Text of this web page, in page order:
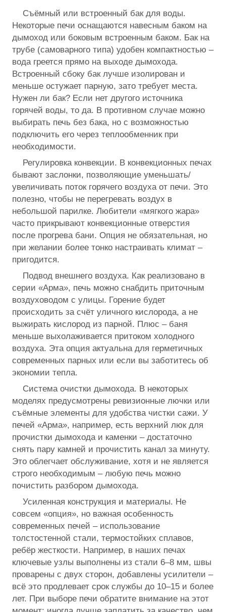
Съёмный или встроенный бак для воды.
Некоторые печи оснащаются навесным баком на
дымоход или боковым встроенным баком. Бак на
трубе (самоварного типа) удобен компактностью –
вода греется прямо на выходе дымохода.
Встроенный сбоку бак лучше изолирован и
меньше остужает парную, зато требует места.
Нужен ли бак? Если нет другого источника
горячей воды, то да. В противном случае можно
выбирать печь без бака, но с возможностью
подключить его через теплообменник при
необходимости.
Регулировка конвекции. В конвекционных печах
бывают заслонки, позволяющие уменьшать/
увеличивать поток горячего воздуха от печи. Это
полезно, чтобы не перегревать воздух в
небольшой парилке. Любители «мягкого жара»
часто прикрывают конвекционные отверстия
после прогрева бани. Опция не обязательная, но
при желании более тонко настраивать климат –
пригодится.
Подвод внешнего воздуха. Как реализовано в
серии «Арма», печь можно снабдить приточным
воздуховодом с улицы. Горение будет
происходить за счёт уличного кислорода, а не
выжирать кислород из парной. Плюс – баня
меньше выхолаживается притоком холодного
воздуха. Эта опция актуальна для герметичных
современных парных или если вы заботитесь об
экономии тепла.
Система очистки дымохода. В некоторых
моделях предусмотрены ревизионные лючки или
съёмные элементы для удобства чистки сажи. У
печей «Арма», например, есть верхний люк для
прочистки дымохода и каменки – достаточно
снять пару камней и прочистить канал за минуту.
Это облегчает обслуживание, хотя и не является
строго необходимым – любую печь можно
почистить разбором дымохода.
Усиленная конструкция и материалы. Не
совсем «опция», но важная особенность
современных печей – использование
толстостенной стали, термостойких сплавов,
ребёр жесткости. Например, в наших печах
ключевые узлы выполнены из стали 6–8 мм, швы
проварены с двух сторон, добавлены усилители –
всё это продлевает срок службы до 10–15 и более
лет. При выборе печи обратите внимание на этот